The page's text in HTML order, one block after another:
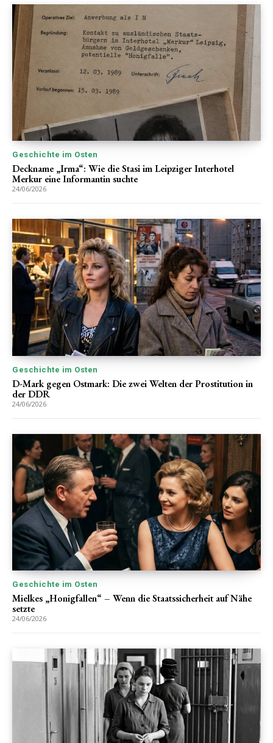
Geschichte im Osten
Deckname „Irma“: Wie die Stasi im Leipziger Interhotel
Merkur eine Informantin suchte
24/06/2026
Geschichte im Osten
D-Mark gegen Ostmark: Die zwei Welten der Prostitution in
der DDR
24/06/2026
Geschichte im Osten
Mielkes „Honigfallen“ – Wenn die Staatssicherheit auf Nähe
setzte
24/06/2026